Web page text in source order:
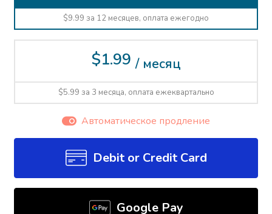
$9.99 за 12 месяцев, оплата ежегодно
$1.99 / месяц
$5.99 за 3 месяца, оплата ежеквартально
Автоматическое продление
Debit or Credit Card
Google Pay